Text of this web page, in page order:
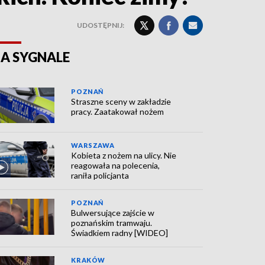
UDOSTĘPNIJ:
SYGNALE
POZNAŃ
Straszne sceny w zakładzie
pracy. Zaatakował nożem
WARSZAWA
Kobieta z nożem na ulicy. Nie
reagowała na polecenia,
raniła policjanta
POZNAŃ
Bulwersujące zajście w
poznańskim tramwaju.
Świadkiem radny [WIDEO]
KRAKÓW